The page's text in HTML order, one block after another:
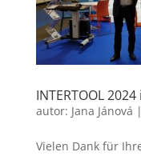
INTERTOOL
autor: Jana Jánová |
Vielen Dank für